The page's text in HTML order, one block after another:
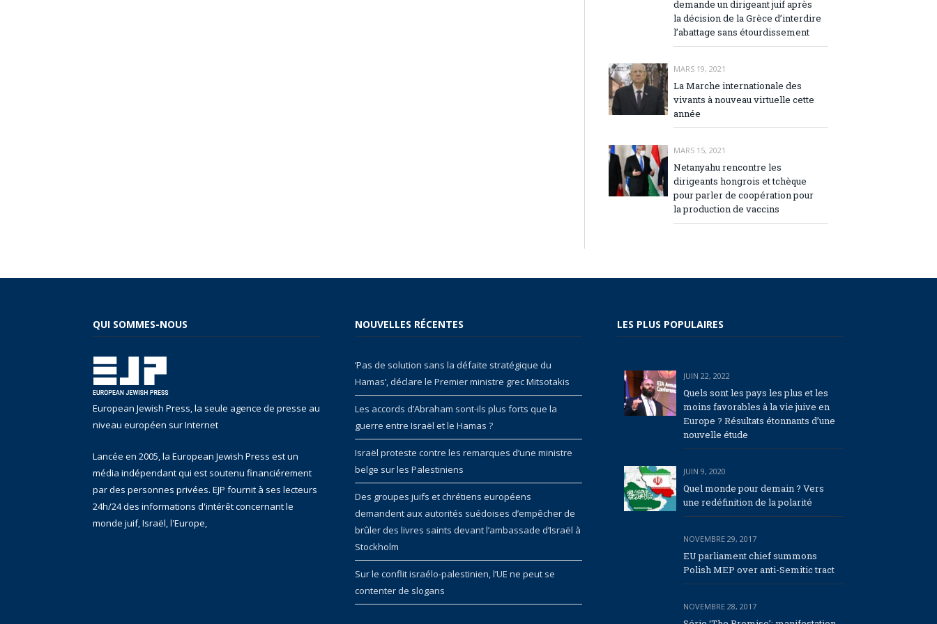
demande un dirigeant juif après
la décision de la Grèce d’interdire
l’abattage sans étourdissement
MARS 19, 2021
La Marche internationale des
vivants à nouveau virtuelle cette
année
MARS 15, 2021
Netanyahu rencontre les
dirigeants hongrois et tchèque
pour parler de coopération pour
la production de vaccins
QUI SOMMES-NOUS
European Jewish Press, la seule agence de presse au
niveau européen sur Internet
Lancée en 2005, la European Jewish Press est un
média indépendant qui est soutenu financiérement
par des personnes privées. EJP fournit à ses lecteurs
24h/24 des informations d'intérêt concernant le
monde juif, Israël, l'Europe,
NOUVELLES RÉCENTES
‘Pas de solution sans la défaite stratégique du
Hamas’, déclare le Premier ministre grec Mitsotakis
Les accords d’Abraham sont-ils plus forts que la
guerre entre Israël et le Hamas ?
Israël proteste contre les remarques d’une ministre
belge sur les Palestiniens
Des groupes juifs et chrétiens européens
demandent aux autorités suédoises d’empêcher de
brûler des livres saints devant l’ambassade d’Israël à
Stockholm
Sur le conflit israélo-palestinien, l’UE ne peut se
contenter de slogans
LES PLUS POPULAIRES
JUIN 22, 2022
Quels sont les pays les plus et les
moins favorables à la vie juive en
Europe ? Résultats étonnants d’une
nouvelle étude
JUIN 9, 2020
Quel monde pour demain ? Vers
une redéfinition de la polarité
NOVEMBRE 29, 2017
EU parliament chief summons
Polish MEP over anti-Semitic tract
NOVEMBRE 28, 2017